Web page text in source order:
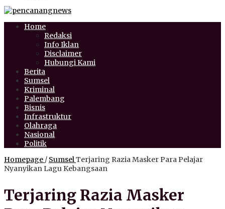
Home
Redaksi
Info Iklan
Disclaimer
Hubungi Kami
Berita
Sumsel
Kriminal
Palembang
Bisnis
Infrastruktur
Olahraga
Nasional
Politik
Homepage / SumselTerjaring Razia Masker Para Pelajar
Nyanyikan Lagu Kebangsaan
Terjaring Razia Masker